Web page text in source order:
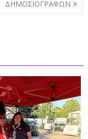
ΔΗΜΟΣΙΟΓΡΑΦΩΝ